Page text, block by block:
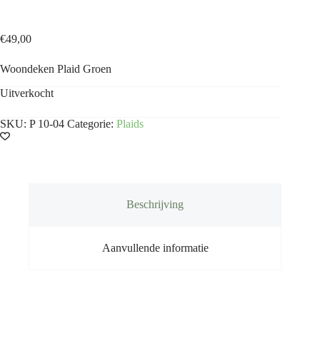
€49,00
Woondeken Plaid Groen
Uitverkocht
SKU: P 10-04 Categorie: Plaids
Beschrijving
Aanvullende informatie